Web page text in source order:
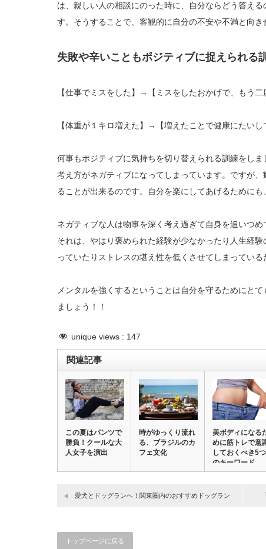
は、親しい人の相談にのった時に、自分ならどう答え
す。そうすることで、客観的に自分の不安や不満と向き
失敗や辛いこともポジティブに捉えられる
【仕事でミスをした】→【ミスをしたおかげで、もう二
【体重が１キロ増えた】→【増えたことで健康にたいし
何事もポジティブに気持ちを切り替えられる訓練をし
考え方がネガティブになってしまっています。ですが
ることが出来るのです。自分を楽にしてあげるためにも
ネガティブな人は物事を深く考え過ぎて自身を追いつめ
それは、やはり褒められた経験が少なかったり人生経
っていたりストレスの堪え性を低くさせてしまっている
メンタルを強くするということは自分を守るためにと
ましょう！！
unique views : 147
関連記事
この夏はパンツで
勝負！クールな大
人女子を演出
時がゆっくり流れ
る、ブラジルのカ
フェ文化
美ボディになる
めに筋トレで意
しておくべき5つ
のキーワード
愛犬とドッグランへ！関東圏内のおすすめドッグラン
トップページに戻る